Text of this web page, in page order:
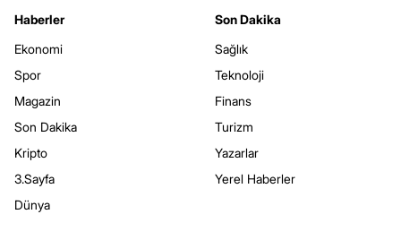
Haberler
Ekonomi
Spor
Magazin
Son Dakika
Kripto
3.Sayfa
Dünya
Son Dakika
Sağlık
Teknoloji
Finans
Turizm
Yazarlar
Yerel Haberler